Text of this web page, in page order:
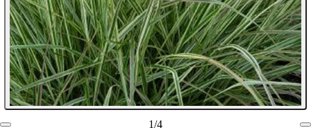
1/4